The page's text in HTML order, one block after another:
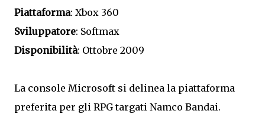
Piattaforma: Xbox 360
Sviluppatore: Softmax
Disponibilità: Ottobre 2009
La console Microsoft si delinea la piattaforma
preferita per gli RPG targati Namco Bandai.